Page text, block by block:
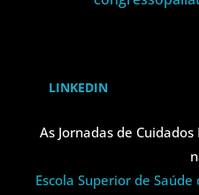
LINKEDIN
As Jornadas de
Escola Superior de Saúde